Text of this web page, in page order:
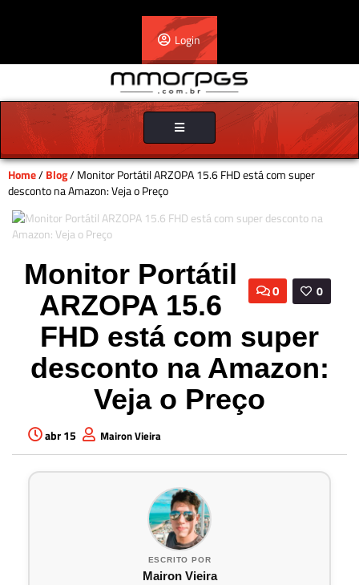
Login
Toggle
navigation
Home/Blog/ Monitor Portátil ARZOPA 15.6 FHD está com super
desconto na Amazon: Veja o Preço
0
0
Monitor Portátil
ARZOPA 15.6
FHD está com super
desconto na Amazon:
Veja o Preço
abr 15 Mairon Vieira
ESCRITO POR
Mairon Vieira